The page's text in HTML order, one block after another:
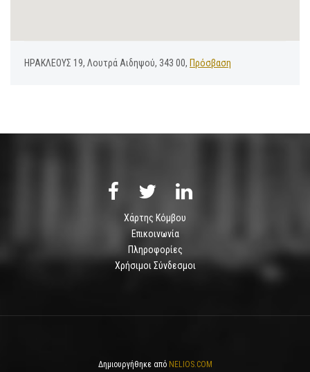
ΗΡΑΚΛΕΟΥΣ 19, Λουτρά Αιδηψού, 343 00, Πρόσβαση
Χάρτης Κόμβου
Επικοινωνία
Πληροφορίες
Χρήσιμοι Σύνδεσμοι
Δημιουργήθηκε από NELIOS.COM